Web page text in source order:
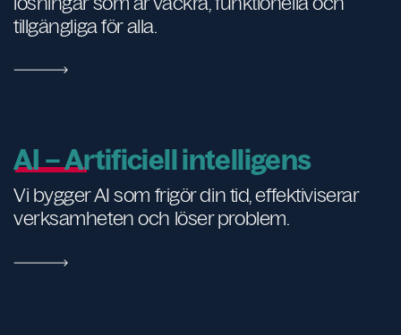
tillgängliga för alla.
AI – Artificiell intelligens
Vi bygger AI som frigör din tid, effektiviserar
verksamheten och löser problem.